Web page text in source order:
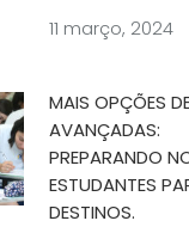
11 março, 2024
MAIS OPÇÕES
AVANÇADAS:
PREPARANDO
ESTUDANTES
DESTINOS.